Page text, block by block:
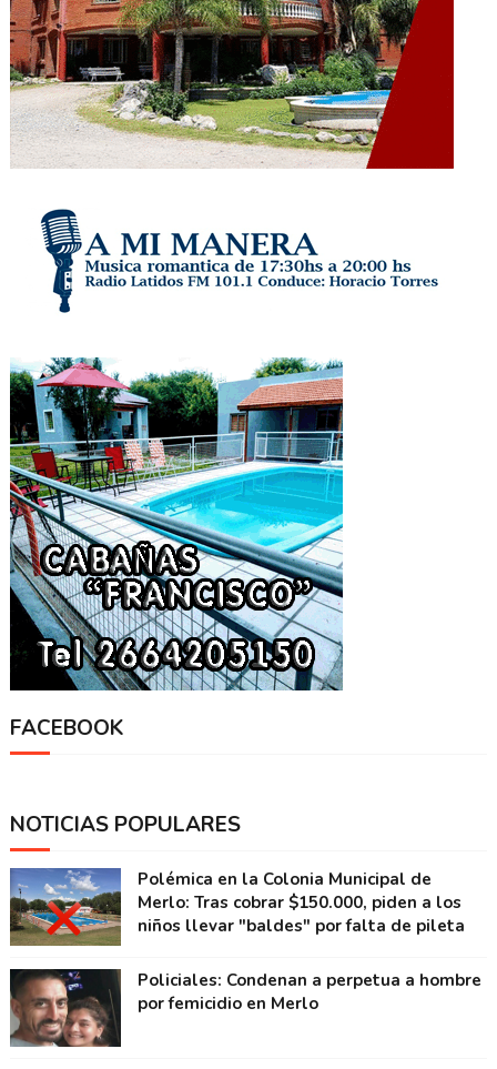
FACEBOOK
NOTICIAS POPULARES
Polémica en la Colonia Municipal de
Merlo: Tras cobrar $150.000, piden a los
niños llevar "baldes" por falta de pileta
Policiales: Condenan a perpetua a hombre
por femicidio en Merlo